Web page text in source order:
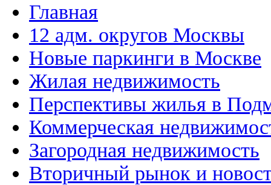
Главная
12 адм. округов Москвы
Новые паркинги в Москве
Жилая недвижимость
Перспективы жилья в
Коммерческая
Загородная недвижимость
Вторичный рынок и